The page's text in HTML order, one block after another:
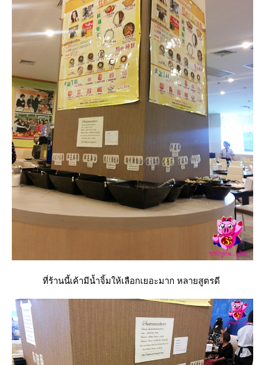
ที่ร้านนี้เค้ามีน้ำจิ้มให้เลือกเยอะมาก หลายสูตรดี